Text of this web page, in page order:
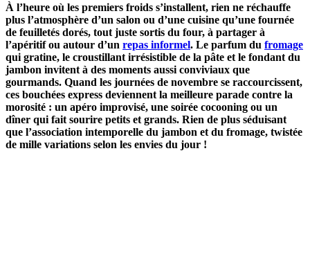
À l’heure où les premiers froids s’installent, rien ne réchauffe
plus l’atmosphère d’un salon ou d’une cuisine qu’une fournée
de feuilletés dorés, tout juste sortis du four, à partager à
l’apéritif ou autour d’un repas informel. Le parfum du fromage
qui gratine, le croustillant irrésistible de la pâte et le fondant du
jambon invitent à des moments aussi conviviaux que
gourmands. Quand les journées de novembre se raccourcissent,
ces bouchées express deviennent la meilleure parade contre la
morosité : un apéro improvisé, une soirée cocooning ou un
dîner qui fait sourire petits et grands. Rien de plus séduisant
que l’association intemporelle du jambon et du fromage, twistée
de mille variations selon les envies du jour !